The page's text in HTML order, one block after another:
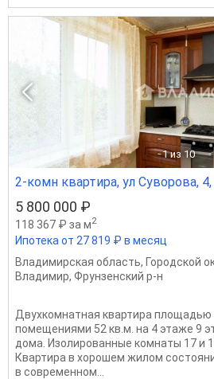
1 из 10
2-комн квартира, ул Суворова,
5 800 000 ₽
118 367 ₽ за м2
Ипотека от 27 819 ₽ в месяц
Владимирская область, Городской
Владимир, Фрунзенский р-н
Двухкомнатная квартира площадью
помещениями 52 кв.м. на 4 этаже 9
дома. Изолированные комнаты 17 и
Квартира в хорошем жилом
в современном...